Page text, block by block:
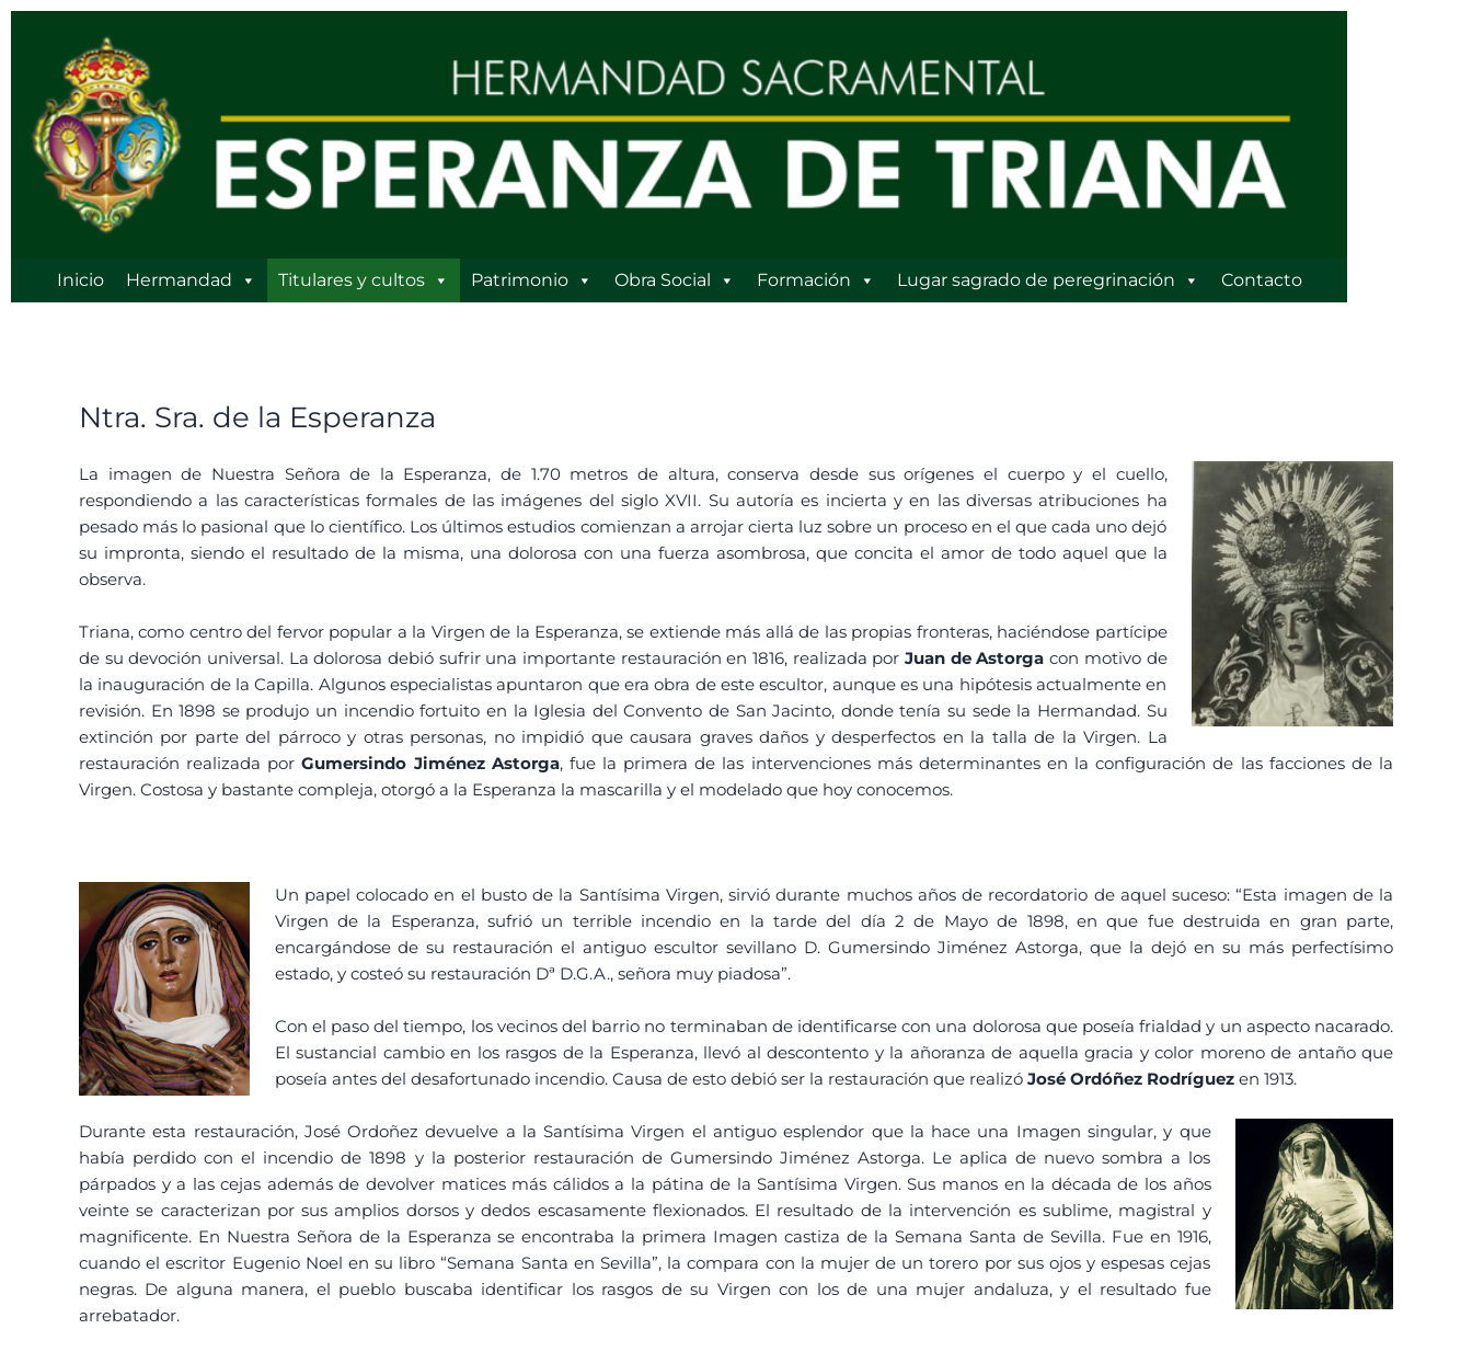
contenido
Inicio Hermandad Titulares y cultos Patrimonio Obra Social Formación Lugar sagrado de peregrinación Contacto
Ntra. Sra. de la Esperanza
La imagen de Nuestra Señora de la Esperanza, de 1.70 metros de altura, conserva desde sus orígenes el cuerpo y el cuello,
respondiendo a las características formales de las imágenes del siglo XVII. Su autoría es incierta y en las diversas atribuciones ha
pesado más lo pasional que lo científico. Los últimos estudios comienzan a arrojar cierta luz sobre un proceso en el que cada uno dejó
su impronta, siendo el resultado de la misma, una dolorosa con una fuerza asombrosa, que concita el amor de todo aquel que la
observa.
Triana, como centro del fervor popular a la Virgen de la Esperanza, se extiende más allá de las propias fronteras, haciéndose partícipe
de su devoción universal. La dolorosa debió sufrir una importante restauración en 1816, realizada porJuan de Astorga con motivo de
la inauguración de la Capilla. Algunos especialistas apuntaron que era obra de este escultor, aunque es una hipótesis actualmente en
revisión. En 1898 se produjo un incendio fortuito en la Iglesia del Convento de San Jacinto, donde tenía su sede la Hermandad. Su
extinción por parte del párroco y otras personas, no impidió que causara graves daños y desperfectos en la talla de la Virgen. La
restauración realizada porGumersindo Jiménez Astorga, fue la primera de las intervenciones más determinantes en la configuración de las facciones de la
Virgen. Costosa y bastante compleja, otorgó a la Esperanza la mascarilla y el modelado que hoy conocemos.
Un papel colocado en el busto de la Santísima Virgen, sirvió durante muchos años de recordatorio de aquel suceso: “Esta imagen de la
Virgen de la Esperanza, sufrió un terrible incendio en la tarde del día 2 de Mayo de 1898, en que fue destruida en gran parte,
encargándose de su restauración el antiguo escultor sevillano D. Gumersindo Jiménez Astorga, que la dejó en su más perfectísimo
estado, y costeó su restauración Dª D.G.A., señora muy piadosa”.
Con el paso del tiempo, los vecinos del barrio no terminaban de identificarse con una dolorosa que poseía frialdad y un aspecto nacarado.
El sustancial cambio en los rasgos de la Esperanza, llevó al descontento y la añoranza de aquella gracia y color moreno de antaño que
poseía antes del desafortunado incendio. Causa de esto debió ser la restauración que realizó José Ordóñez Rodríguezen 1913.
Durante esta restauración, José Ordoñez devuelve a la Santísima Virgen el antiguo esplendor que la hace una Imagen singular, y que
había perdido con el incendio de 1898 y la posterior restauración de Gumersindo Jiménez Astorga. Le aplica de nuevo sombra a los
párpados y a las cejas además de devolver matices más cálidos a la pátina de la Santísima Virgen. Sus manos en la década de los años
veinte se caracterizan por sus amplios dorsos y dedos escasamente flexionados. El resultado de la intervención es sublime, magistral y
magnificente. En Nuestra Señora de la Esperanza se encontraba la primera Imagen castiza de la Semana Santa de Sevilla. Fue en 1916,
cuando el escritor Eugenio Noel en su libro “Semana Santa en Sevilla”, la compara con la mujer de un torero por sus ojos y espesas cejas
negras. De alguna manera, el pueblo buscaba identificar los rasgos de su Virgen con los de una mujer andaluza, y el resultado fue
arrebatador.